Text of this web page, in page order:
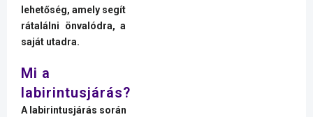
lehetőség, amely segít
rátalálni önvalódra, a
saját utadra.
Mi a
labirintusjárás?
A labirintusjárás során